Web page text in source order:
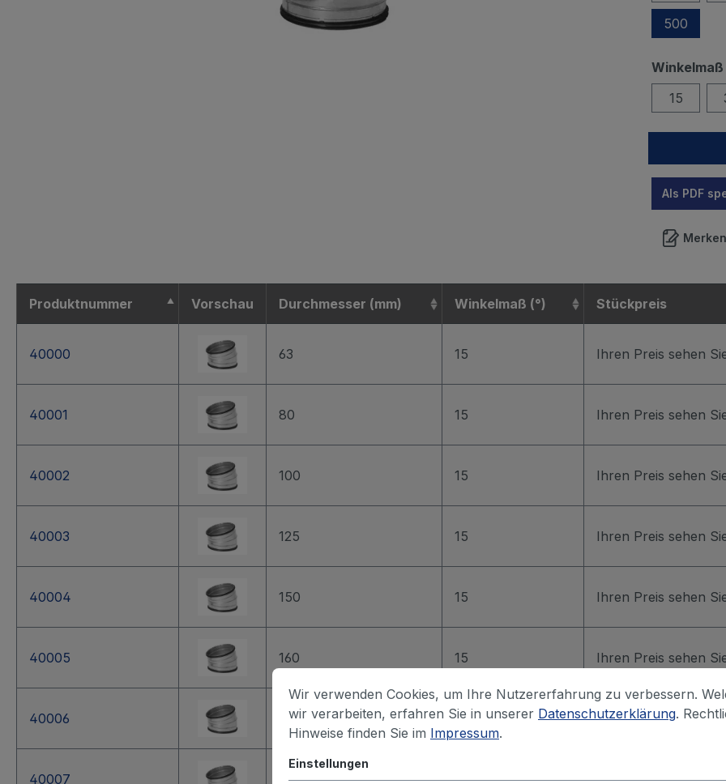
500
Winkelmaß
15
Als PDF
Merken
Produktnummer Vorschau Durchmesser (mm) Winkelmaß (°) Stückpreis
40000 63 15 Ihren Preis sehen
40001 80 15 Ihren Preis sehen
40002 100 15 Ihren Preis sehen
40003 125 15 Ihren Preis sehen
40004 150 15 Ihren Preis sehen
40005 160 15 Ihren Preis sehen
40006 180 15 Ihren Preis sehen
40007 200 15 Ihren Preis sehen
Wir verwenden Cookies, um Ihre Nutzererfahrung zu verbessern.
wir verarbeiten, erfahren Sie in unserer Datenschutzerklärung.
Hinweise finden Sie im Impressum.
Einstellungen